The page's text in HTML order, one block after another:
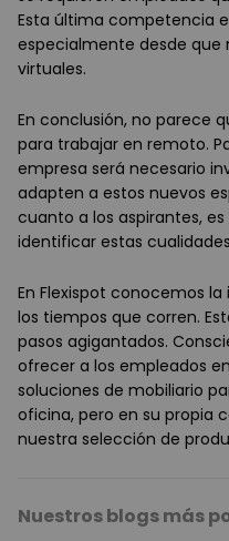
Esta última competencia
especialmente desde
virtuales.
En conclusión, no parece
para trabajar en remoto.
empresa será necesario
adapten a estos nuevos
cuanto a los aspirantes,
identificar estas
En Flexispot conocemos
los tiempos que corren.
pasos agigantados.
ofrecer a los empleados
soluciones de mobiliario
oficina, pero en su propia
nuestra selección de
Nuestros blogs más